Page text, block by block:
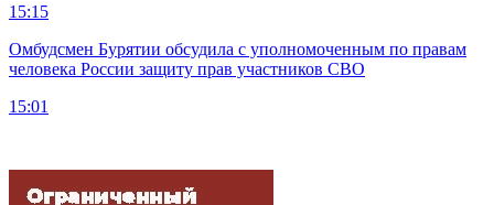
15:15
Омбудсмен Бурятии обсудила с уполномоченным по правам
человека России защиту прав участников СВО
15:01